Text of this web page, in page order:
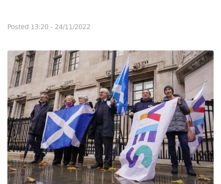
Posted 13:20 - 24/11/2022